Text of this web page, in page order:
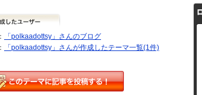
「polkaadottsy」さんのブログ
「polkaadottsy」さんが作成したテーマ一覧(1件)